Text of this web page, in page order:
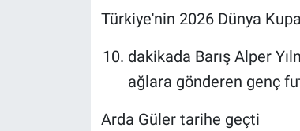
Türkiye'nin 2026 Dünya
dakikada Barış Alper
ağlara gönderen genç
Arda Güler tarihe geçti